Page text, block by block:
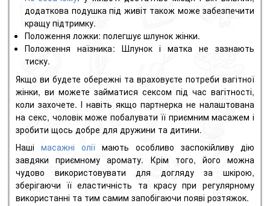
додаткова подушка під живіт також може забезпечити
кращу підтримку.
Положення ложки: полегшує шлунок жінки.
Положення наїзника: Шлунок і матка не зазнають
тиску.
Якщо ви будете обережні та враховуєте потреби вагітної
жінки, ви можете займатися сексом під час вагітності,
коли захочете. І навіть якщо партнерка не налаштована
на секс, чоловік може побалувати її приємним масажем і
зробити щось добре для дружини та дитини.
Наші масажні олії мають особливо заспокійливу дію
завдяки приємному аромату. Крім того, його можна
чудово використовувати для догляду за шкірою,
зберігаючи її еластичність та красу при регулярному
використанні та тим самим запобігаючи появі розтяжок.